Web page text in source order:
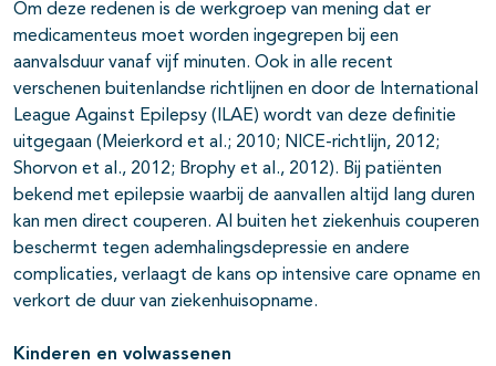
Om deze redenen is de werkgroep van mening dat er
medicamenteus moet worden ingegrepen bij een
aanvalsduur vanaf vijf minuten. Ook in alle recent
verschenen buitenlandse richtlijnen en door de International
League Against Epilepsy (ILAE) wordt van deze definitie
uitgegaan (Meierkord et al.; 2010; NICE-richtlijn, 2012;
Shorvon et al., 2012; Brophy et al., 2012). Bij patiënten
bekend met epilepsie waarbij de aanvallen altijd lang duren
kan men direct couperen. Al buiten het ziekenhuis couperen
beschermt tegen ademhalingsdepressie en andere
complicaties, verlaagt de kans op intensive care opname en
verkort de duur van ziekenhuisopname.
Kinderen en volwassenen